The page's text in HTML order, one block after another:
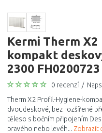
Kermi Therm
kompakt
2300 FH0200723
0 recenzí /
Therm X2 Profil-Hygiene-
dvoudeskové, bez rozšířené
těleso s bočním připojením
pravého nebo levéh... Zobrazit